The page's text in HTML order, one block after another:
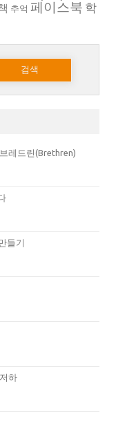
추억 페이스북 학
레드린(Brethren)
들기
하